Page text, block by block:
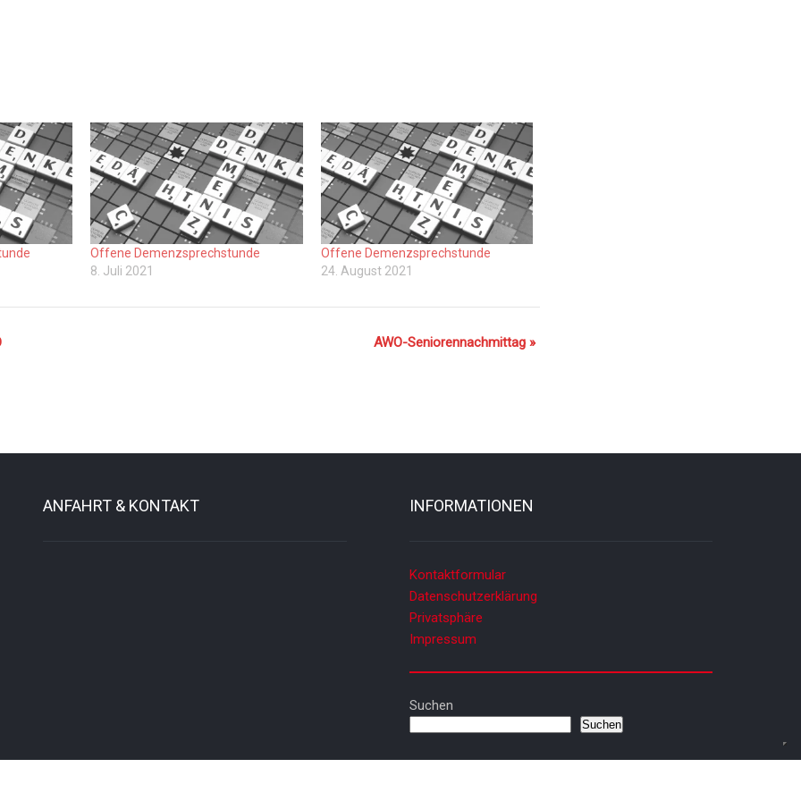
Offene Demenzsprechstunde
8. Juli 2021
Offene Demenzsprechstunde
24. August 2021
AWO-Seniorennachmittag »
ANFAHRT & KONTAKT INFORMATIONEN
Kontaktformular
Datenschutzerklärung
Privatsphäre
Impressum
Suchen
Suchen